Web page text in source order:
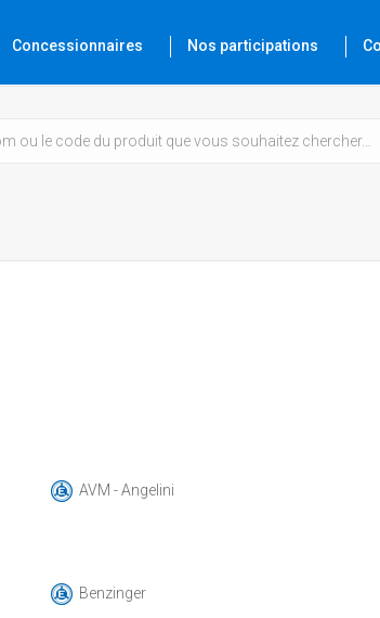
Concessionnaires Nos participations
AVM - Angelini
Benzinger